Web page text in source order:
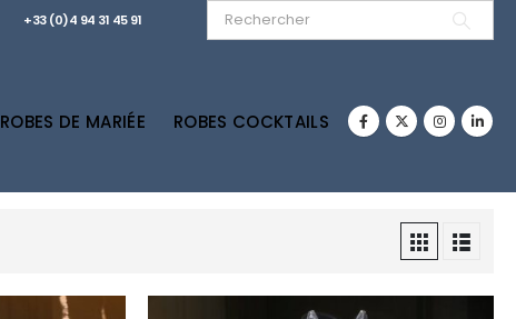
+33 (0)4 94 31 45 91
ROBES DE MARIÉE ROBES COCKTAILS